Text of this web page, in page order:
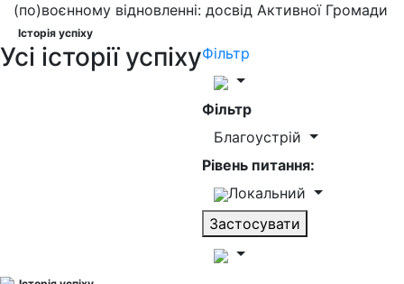
(по)воєнному відновленні: досвід Активної Громади
Історія успіху
Усі історії успіхуФільтр
Фільтр
Благоустрій
Рівень питання:
Локальний
Застосувати